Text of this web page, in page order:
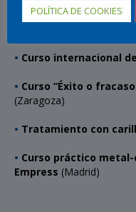
Cirugía Bucal para
• Curso internacional
• Curso “Éxito o
(Zaragoza)
• Tratamiento con
• Curso práctico metal-
Empress (Madrid)
POLÍTICA DE COOKIES